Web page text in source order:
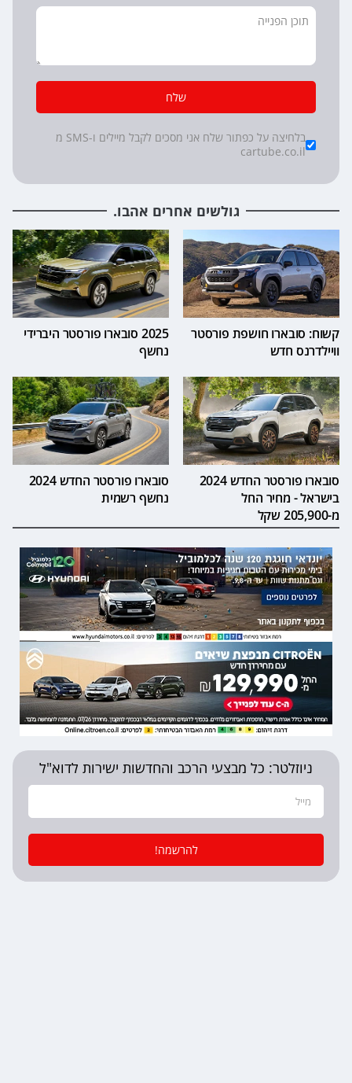
שלח
Checkboxes
*
בלחיצה על כפתור שלח אני מסכים לקבל מיילים ו-SMS מ
cartube.co.il
גולשים אחרים אהבו.
קשוח: סובארו חושפת פורסטר
וויילדרנס חדש
2025 סובארו פורסטר היברידי
נחשף
סובארו פורסטר החדש 2024
בישראל - מחיר החל
מ-205,900 שקל
סובארו פורסטר החדש 2024
נחשף רשמית
ניוזלטר: כל מבצעי הרכב והחדשות ישירות לדוא"ל
להרשמה!